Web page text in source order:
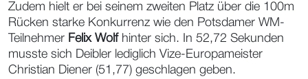
Zudem hielt er bei seinem zweiten Platz über die 100m
Rücken starke Konkurrenz wie den Potsdamer WM-
Teilnehmer Felix Wolfhinter sich. In 52,72 Sekunden
musste sich Deibler lediglich Vize-Europameister
Christian Diener (51,77) geschlagen geben.